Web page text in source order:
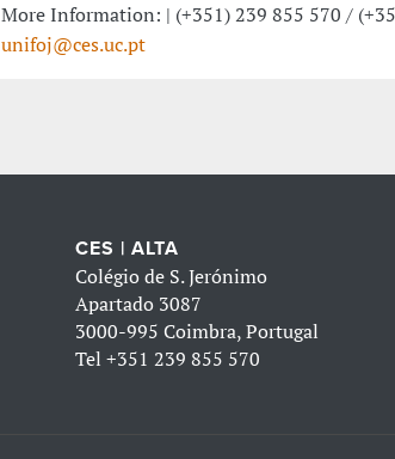
More Information: | (+351) 239 855 570 /
unifoj@ces.uc.pt
CES | ALTA
Colégio de S. Jerónimo
Apartado 3087
3000-995 Coimbra, Portugal
Tel+351 239 855 570